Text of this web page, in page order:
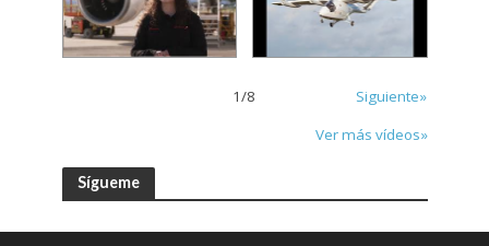
1/8
Siguiente»
Ver más vídeos»
Sígueme